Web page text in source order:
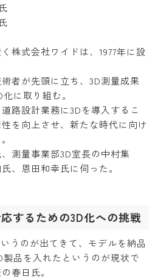
株式会社ワイドは、1977年に設
者が先頭に立ち、3D測量成果
に取り組む。
路設計業務に3Dを導入するこ
を向上させ、新たな時代に向け
測量事業部3D室長の中村集
、恩田和幸氏に伺った。
するための3D化への挑戦
うのが出てきて、モデルを納品
品を入れたというのが現状で
春日氏。